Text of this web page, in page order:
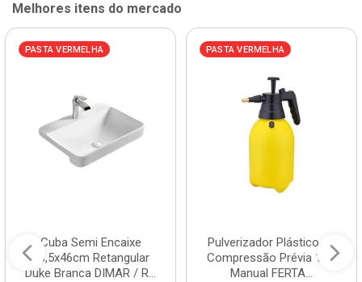
Melhores itens do mercado
PASTA VERMELHA
Cuba Semi Encaixe
58,5x46cm Retangular
Duke Branca DIMAR / R...
PASTA VERMELHA
Pulverizador Plástico de
Compressão Prévia 1,5L
Manual FERTA...